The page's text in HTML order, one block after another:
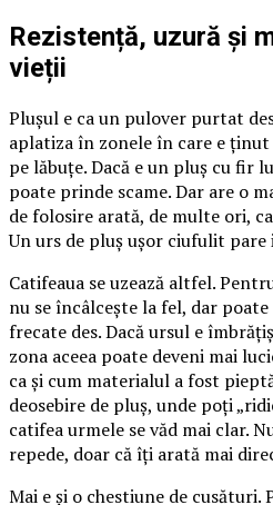
Rezistență, uzură și
vieții
Plușul e ca un pulover purtat
aplatiza în zonele în care e
pe lăbuțe. Dacă e un pluș cu fir
poate prinde scame. Dar are o
de folosire arată, de multe ori,
Un urs de pluș ușor ciufulit pare
Catifeaua se uzează altfel.
nu se încâlcește la fel, dar
frecate des. Dacă ursul e
zona aceea poate deveni mai
ca și cum materialul a fost
deosebire de pluș, unde poți
catifea urmele se văd mai clar.
repede, doar că îți arată mai
Mai e și o chestiune de